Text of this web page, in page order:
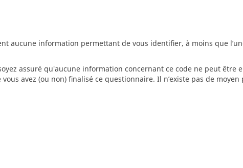
aucune information permettant de vous identifier, à moins que
assuré qu'aucune information concernant ce code ne peut être
avez (ou non) finalisé ce questionnaire. Il n’existe pas de